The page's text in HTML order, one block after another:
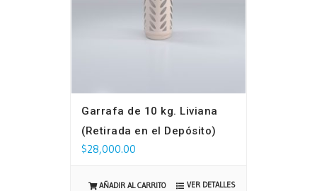
Garrafa de 10 kg. Liviana
(Retirada en el Depósito)
$28,000.00
AÑADIR AL CARRITO VER DETALLES